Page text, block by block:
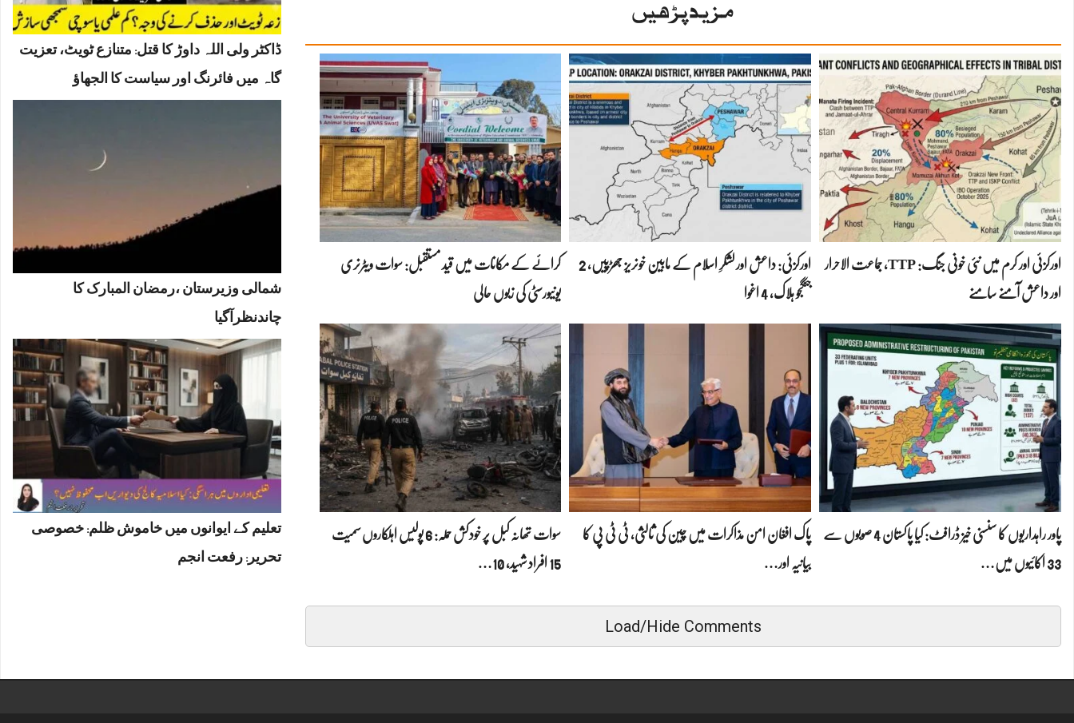
مزید پڑھیں
اورکزئی اور کرم میں نئی خونی جنگ: TTP، جماعت الاحرار
اور داعش آمنے سامنے
اورکزئی: داعش اور لشکرِ اسلام کے مابین خونریز جھڑپیں، 2
جنگجو ہلاک، 4 اغوا
کرائے کے مکانات میں قید مستقبل: سوات ویٹرنری
یونیورسٹی کی زبوں حالی
پاور راہداریوں کا سنسنی خیز ڈرافٹ: کیا پاکستان 4 صوبوں سے
33 اکائیوں میں…
پاک افغان امن مذاکرات میں چین کی ثالثی، ٹی ٹی پی کا
بیانیہ اور…
سوات تھانہ کبل پر خودکش حملہ: 6 پولیس اہلکاروں سمیت
15 افراد شہید، 10…
Load/Hide Comments
ڈاکٹر ولی اللہ داوڑ کا قتل: متنازع ٹویٹ، تعزیت
گاہ میں فائرنگ اور سیاست کا الجھاؤ
شمالی وزیرستان ،رمضان المبارک کا
چاندنظرآگیا
تعلیم کے ایوانوں میں خاموش ظلم: خصوصی
تحریر: رفعت انجم